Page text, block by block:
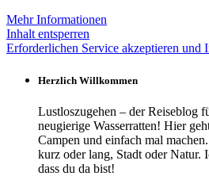
Mehr Informationen
Inhalt entsperren
Erforderlichen Service akzeptieren und
Herzlich Willkommen
Lustloszugehen – der Reiseblog
neugierige Wasserratten! Hier
Campen und einfach mal
kurz oder lang, Stadt oder Natur.
dass du da bist!